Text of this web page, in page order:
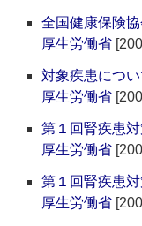
全国健康保険
厚生労働省
対象疾患につい
厚生労働省
第１回腎疾患
厚生労働省
第１回腎疾患
厚生労働省